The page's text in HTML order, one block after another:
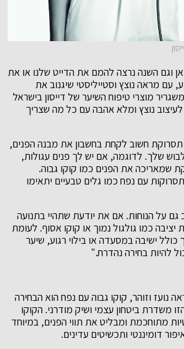
כאן וגם השנה נרצה להמם את הדייט שלנו או את
עם מראה נוצץ וסטייליסטי שיגנוב את
מוצרי טיפוח השיער של דייסון בישראל
נוצץ ומלא אהבה עם כל מה שצריך
חשוב לקחת בחשבון את מבנה הפנים,
שלך. לדוגמה, אם יש לך פנים עגולות,
שמאריכה את הפנים כמו קוקו גבוה.
עם נפח כמו גלים טבעיים יתאימו
גם על הנוחות. אם את יודעת שתהיי בתנועה
כמו גולגול נמוך או קוקו אסוף. לעומת
ישיבה במסעדה או בילוי רגוע, שיער
להיות בחירה נהדרת."
וזוהר, קוקו גבוה עם נפח הוא הבחירה
משדרת ביטחון עצמי ושיק מודרני. הקוקו
מתוחכמת ומבליט את תווי הפנים, במיוחד
דומיננטי ותכשיטים עדינים.